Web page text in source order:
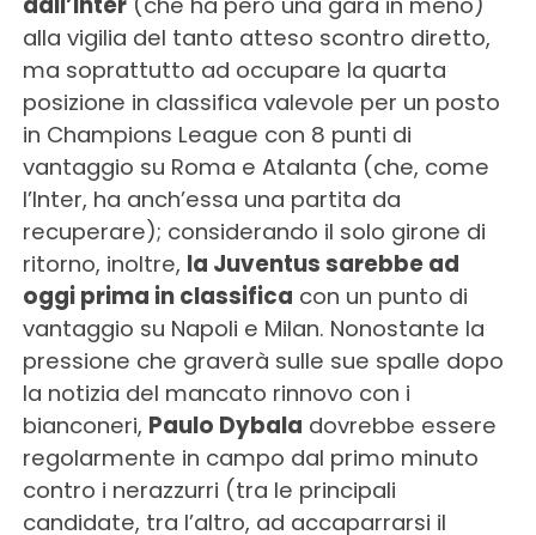
alla vigilia del tanto atteso scontro diretto,
ma soprattutto ad occupare la quarta
posizione in classifica valevole per un posto
in Champions League con 8 punti di
vantaggio su Roma e Atalanta (che, come
l’Inter, ha anch’essa una partita da
recuperare); considerando il solo girone di
ritorno, inoltre, la Juventus sarebbe ad
oggi prima in classifica con un punto di
vantaggio su Napoli e Milan. Nonostante la
pressione che graverà sulle sue spalle dopo
la notizia del mancato rinnovo con i
bianconeri, Paulo Dybala dovrebbe essere
regolarmente in campo dal primo minuto
contro i nerazzurri (tra le principali
candidate, tra l’altro, ad accaparrarsi il